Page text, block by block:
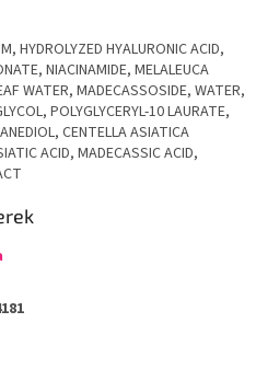
HYDROLYZED HYALURONIC ACID,
NIACINAMIDE, MELALEUCA
WATER, MADECASSOSIDE, WATER,
POLYGLYCERYL-10 LAURATE,
CENTELLA ASIATICA
ACID, MADECASSIC ACID,